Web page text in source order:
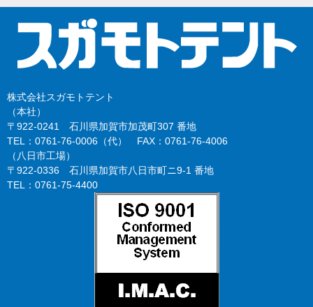
株式会社スガモトテント
（本社）
〒922-0241 石川県加賀市加茂町307 番地
TEL：0761-76-0006（代） FAX：0761-76-4006
（八日市工場）
〒922-0336 石川県加賀市八日市町ニ9-1 番地
TEL：0761-75-4400